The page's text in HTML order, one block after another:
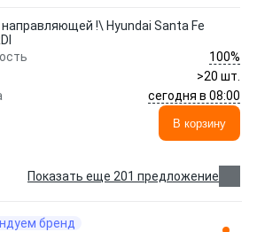
!\ Hyundai Santa Fe
100%
>20 шт.
сегодня в 08:00
В корзину
Показать еще 201 предложение
бренд